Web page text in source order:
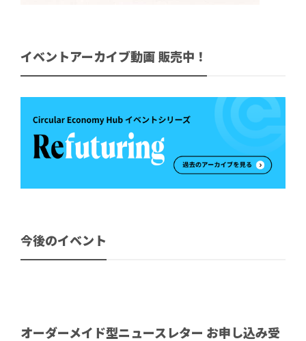
イベントアーカイブ動画 販売中！
今後のイベント
オーダーメイド型ニュースレター お申し込み受